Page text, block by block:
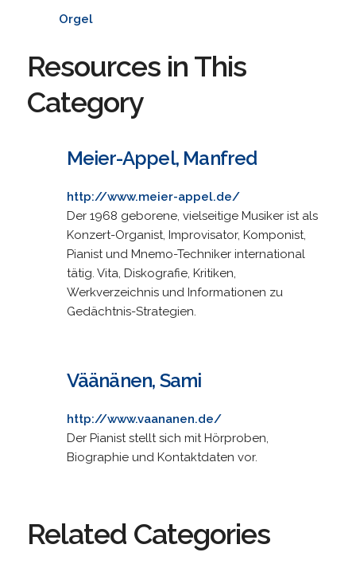
Orgel
Resources in This
Category
Meier-Appel, Manfred
http://www.meier-appel.de/
Der 1968 geborene, vielseitige Musiker ist als
Konzert-Organist, Improvisator, Komponist,
Pianist und Mnemo-Techniker international
tätig. Vita, Diskografie, Kritiken,
Werkverzeichnis und Informationen zu
Gedächtnis-Strategien.
Väänänen, Sami
http://www.vaananen.de/
Der Pianist stellt sich mit Hörproben,
Biographie und Kontaktdaten vor.
Related Categories